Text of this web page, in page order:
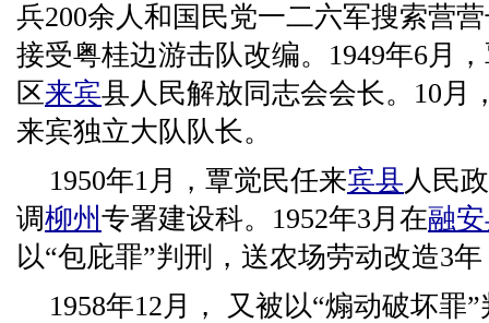
兵200余人和国民党一二六军搜索营
接受粤桂边游击队改编。1949年6月
区来宾县人民解放同志会会长。10月
来宾独立大队队长。
1950年1月，覃觉民任来宾县人民
调柳州 专署建设科。1952年3月在融
以“包庇罪”判刑，送农场劳动改造3
1958年12月， 又被以“煽动破坏罪